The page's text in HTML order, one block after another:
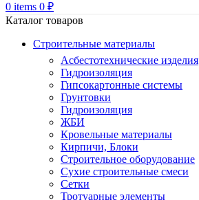
0 items 0 ₽
Каталог товаров
Строительные материалы
Асбестотехнические изделия
Гидроизоляция
Гипсокартонные системы
Грунтовки
Гидроизоляция
ЖБИ
Кровельные материалы
Кирпичи, Блоки
Строительное оборудование
Сухие строительные смеси
Сетки
Тротуарные элементы